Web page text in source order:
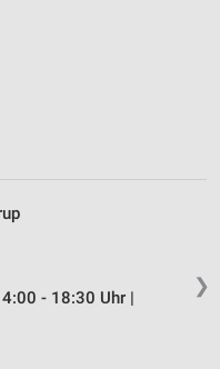
❯
- 18:30 Uhr |